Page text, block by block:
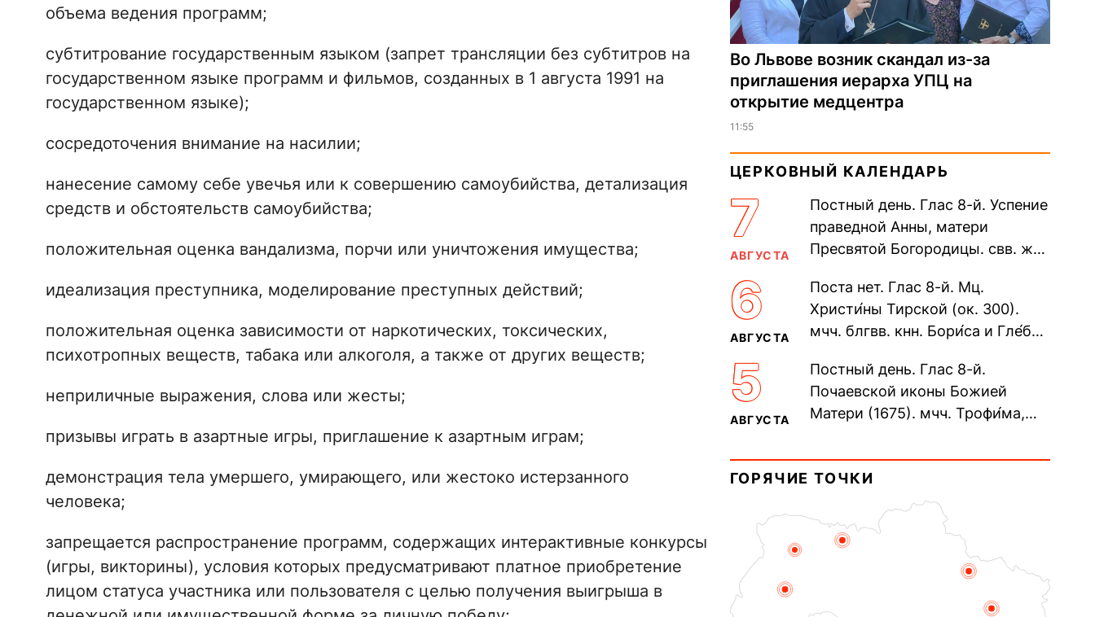
объема ведения программ;
субтитрование государственным языком (запрет трансляции без субтитров на
государственном языке программ и фильмов, созданных в 1 августа 1991 на
государственном языке);
сосредоточения внимание на насилии;
нанесение самому себе увечья или к совершению самоубийства, детализация
средств и обстоятельств самоубийства;
положительная оценка вандализма, порчи или уничтожения имущества;
идеализация преступника, моделирование преступных действий;
положительная оценка зависимости от наркотических, токсических,
психотропных веществ, табака или алкоголя, а также от других веществ;
неприличные выражения, слова или жесты;
призывы играть в азартные игры, приглашение к азартным играм;
демонстрация тела умершего, умирающего, или жестоко истерзанного
человека;
запрещается распространение программ, содержащих интерактивные конкурсы
(игры, викторины), условия которых предусматривают платное приобретение
лицом статуса участника или пользователя с целью получения выигрыша в
Во Львове возник скандал из-за
приглашения иерарха УПЦ на
открытие медцентра
11:55
ЦЕРКОВНЫЙ КАЛЕНДАРЬ
7
АВГУСТА
Постный день. Глас 8-й. Успение
праведной Анны, матери
Пресвятой Богородицы. свв. жен
прп. Евпракси́и девы,...
6
АВГУСТА
Поста нет. Глас 8-й. Мц.
Христи́ны Тирской (ок. 300).
мчч. блгвв. кнн. Бори́са и Гле́ба,
Дави́да (1015). Прп....
5
АВГУСТА
Постный день. Глас 8-й.
Почаевской иконы Божией
Матери (1675). мчч. Трофи́ма,
мучеников (284–305). прав.
воина Фео́дора...
ГОРЯЧИЕ ТОЧКИ